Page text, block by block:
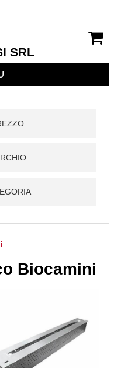
SRL
RIVESTIMENTI
TERMOSTUFE
TERMOCAMINI
CALDAIE
CAMINI A GAS
BARBECUE
Biocamini